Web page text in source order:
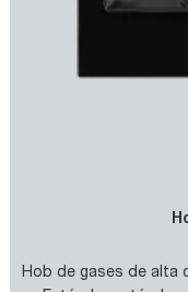
Hob de gases de alta